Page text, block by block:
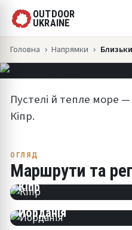
OUTDOOR
UKRAINE
Головна Напрямки
ПІВНІЧНА
🥾 5 ТУРІВ 💪
Пустелі й тепле море
Кіпр.
ОГЛЯД
Маршрути та
Кіпр
Йорданія